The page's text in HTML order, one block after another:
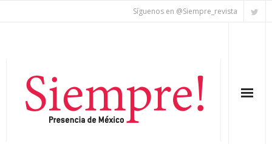
Síguenos en @Siempre_revista